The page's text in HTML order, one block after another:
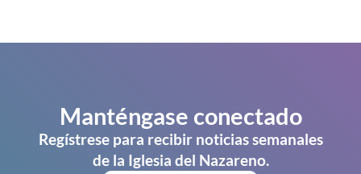
Manténgase conectado
Regístrese para recibir noticias semanales
de la Iglesia del Nazareno.